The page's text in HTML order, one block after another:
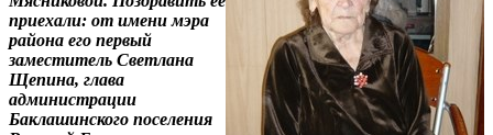
приехали: от имени мэра
района его первый
заместитель Светлана
Щепина, глава
администрации
Баклашинского поселения